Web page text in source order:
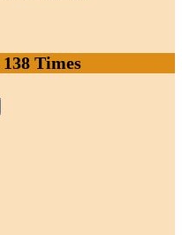
138 Times